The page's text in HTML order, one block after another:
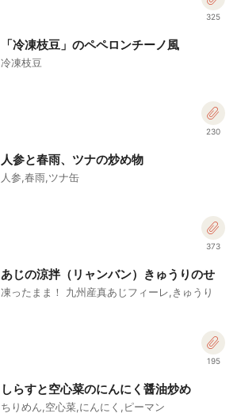
325
「冷凍枝豆」のペペロンチーノ風
冷凍枝豆
230
人参と春雨、ツナの炒め物
人参,春雨,ツナ缶
373
あじの涼拌（リャンバン）きゅうりのせ
凍ったまま！ 九州産真あじフィーレ,きゅうり
195
しらすと空心菜のにんにく醤油炒め
ちりめん,空心菜,にんにく,ピーマン